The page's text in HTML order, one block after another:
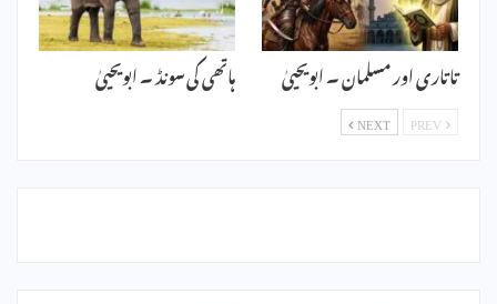
تاتاری اور مسلمان ۔ ابویحییٰ ہاتھی کی سونڈ ۔ ابویحییٰ
NEXT